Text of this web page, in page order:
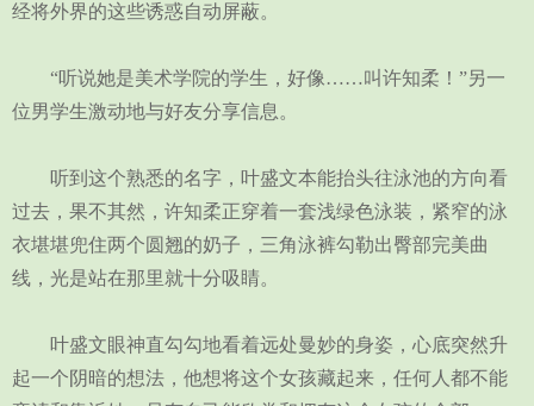
经将外界的这些诱惑自动屏蔽。
“听说她是美术学院的学生，好像……叫许知柔！”另一
位男学生激动地与好友分享信息。
听到这个熟悉的名字，叶盛文本能抬头往泳池的方向看
过去，果不其然，许知柔正穿着一套浅绿色泳装，紧窄的泳
衣堪堪兜住两个圆翘的奶子，三角泳裤勾勒出臀部完美曲
线，光是站在那里就十分吸睛。
叶盛文眼神直勾勾地看着远处曼妙的身姿，心底突然升
起一个阴暗的想法，他想将这个女孩藏起来，任何人都不能